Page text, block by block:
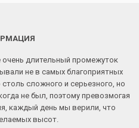
длительный промежуток
не в самых благоприятных
сложного и серьезного, но
не был, поэтому превозмогая
каждый день мы верили, что
высот.